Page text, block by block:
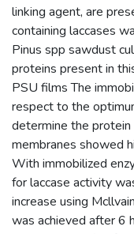
linking agent, are
containing laccases
Pinus spp sawdust
proteins present in
PSU films The
respect to the
determine the protein
membranes showed
With immobilized
for laccase activity
increase using
was achieved after 6